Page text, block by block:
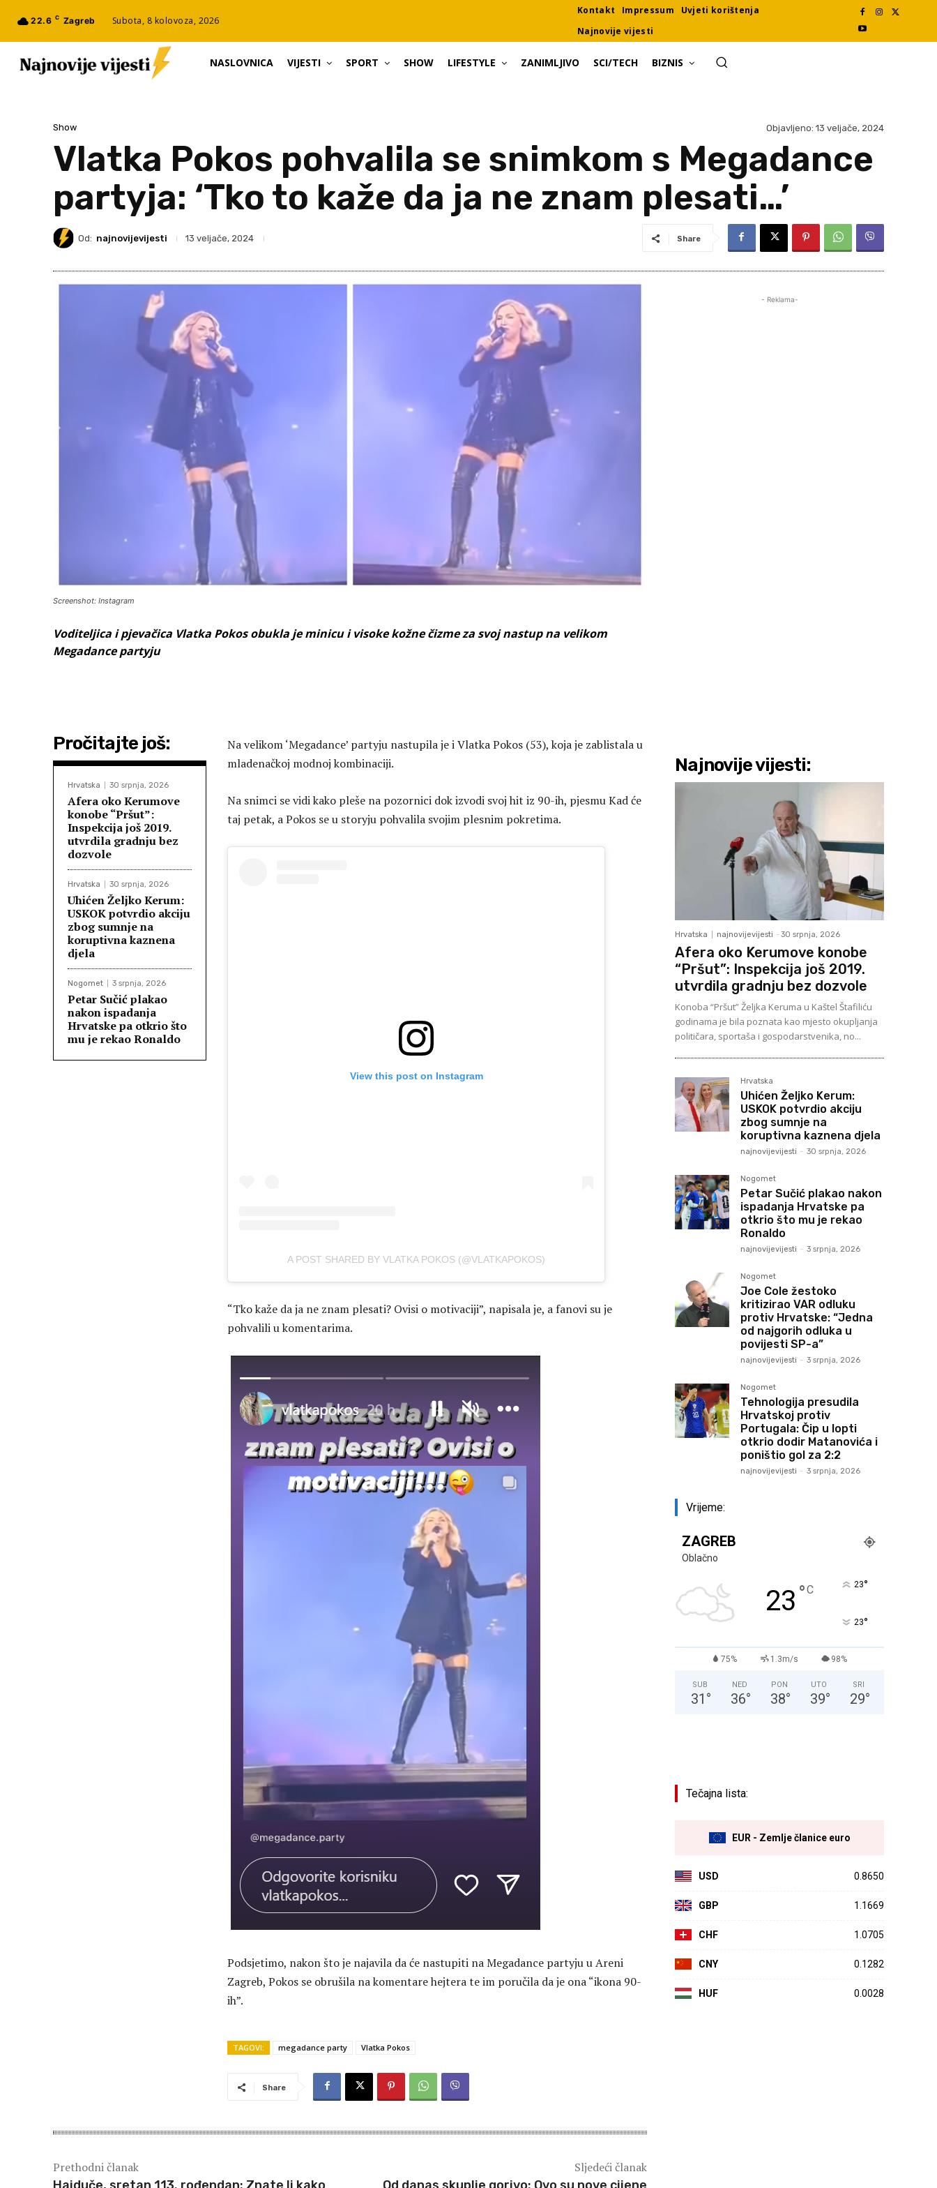
22.6 C Zagreb Subota, 8 kolovoza, 2026
Kontakt Impressum
Uvjeti korištenja
Najnovije vijesti
NASLOVNICA VIJESTI SPORT SHOW LIFESTYLE ZANIMLJIVO SCI/TECH BIZNIS
Show Objavljeno: 13 veljače, 2024
Vlatka Pokos pohvalila se snimkom s Megadance
partyja: ‘Tko to kaže da ja ne znam plesati…’
Od: najnovijevijesti 13 veljače, 2024 Share
Screenshot: Instagram
Voditeljica i pjevačica Vlatka Pokos obukla je minicu i visoke kožne čizme za svoj nastup na velikom
Megadance partyju
Pročitajte još:
Hrvatska 30 srpnja, 2026
Afera oko Kerumove
konobe “Pršut”:
Inspekcija još 2019.
utvrdila gradnju bez
dozvole
Hrvatska 30 srpnja, 2026
Uhićen Željko Kerum:
USKOK potvrdio akciju
zbog sumnje na
koruptivna kaznena
djela
Nogomet 3 srpnja, 2026
Petar Sučić plakao
nakon ispadanja
Hrvatske pa otkrio što
mu je rekao Ronaldo
Na velikom ‘Megadance’ partyju nastupila je i Vlatka Pokos (53), koja je zablistala u
mladenačkoj modnoj kombinaciji.
Na snimci se vidi kako pleše na pozornici dok izvodi svoj hit iz 90-ih, pjesmu Kad će
taj petak, a Pokos se u storyju pohvalila svojim plesnim pokretima.
View this post on Instagram
A POST SHARED BY VLATKA POKOS (@VLATKAPOKOS)
“Tko kaže da ja ne znam plesati? Ovisi o motivaciji”, napisala je, a fanovi su je
pohvalili u komentarima.
Podsjetimo, nakon što je najavila da će nastupiti na Megadance partyju u Areni
Zagreb, Pokos se obrušila na komentare hejtera te im poručila da je ona “ikona 90-
ih”.
TAGOVI: megadance party Vlatka Pokos
Share
Prethodni članak
Sljedeći članak
- Reklama-
Najnovije vijesti:
Hrvatska najnovijevijesti - 30 srpnja, 2026
Afera oko Kerumove konobe
“Pršut”: Inspekcija još 2019.
utvrdila gradnju bez dozvole
Konoba “Pršut” Željka Keruma u Kaštel Štafiliću
godinama je bila poznata kao mjesto okupljanja
političara, sportaša i gospodarstvenika, no...
Hrvatska
Uhićen Željko Kerum:
USKOK potvrdio akciju
zbog sumnje na
koruptivna kaznena djela
najnovijevijesti - 30 srpnja, 2026
Nogomet
Petar Sučić plakao nakon
ispadanja Hrvatske pa
otkrio što mu je rekao
Ronaldo
najnovijevijesti - 3 srpnja, 2026
Nogomet
Joe Cole žestoko
kritizirao VAR odluku
protiv Hrvatske: “Jedna
od najgorih odluka u
povijesti SP-a”
najnovijevijesti - 3 srpnja, 2026
Nogomet
Tehnologija presudila
Hrvatskoj protiv
Portugala: Čip u lopti
otkrio dodir Matanovića i
poništio gol za 2:2
najnovijevijesti - 3 srpnja, 2026
Vrijeme:
ZAGREB
Oblačno
23 °C 23°
23°
75% 1.3m/s 98%
SUB
31 °
NED
36°
PON
38°
UTO
39°
SRI
29°
Tečajna lista:
EUR - Zemlje članice euro
USD 0.8650
GBP 1.1669
CHF 1.0705
CNY 0.1282
HUF 0.0028